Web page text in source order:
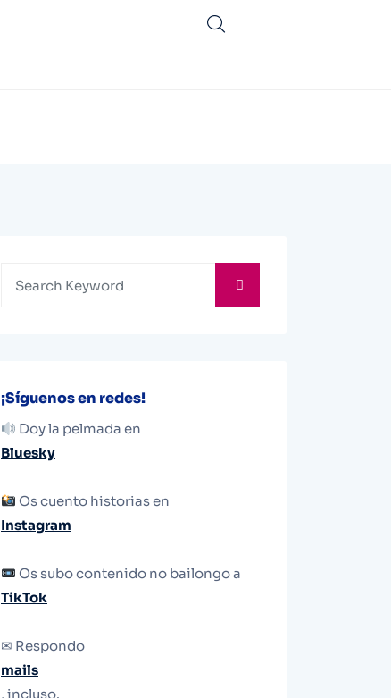
¡Síguenos en redes!
Doy la pelmada en
Bluesky
Os cuento historias en
Instagram
Os subo contenido no bailongo a
TikTok
✉ Respondo
mails
, incluso.